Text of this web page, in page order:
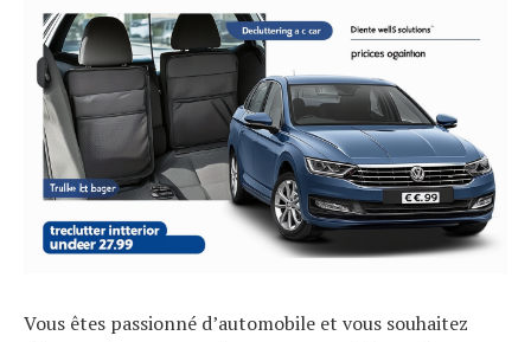
Vous êtes passionné d’automobile et vous souhaitez